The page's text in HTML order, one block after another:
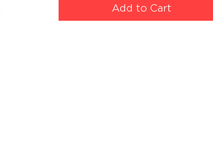
Add to Cart